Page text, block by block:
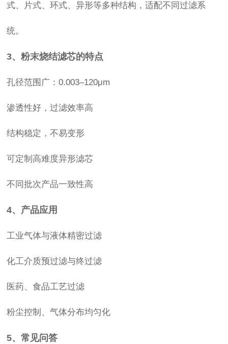
式、片式、环式、异形等多种结构，适配不同过滤系
统。
3、粉末烧结滤芯的特点
孔径范围广：0.003–120μm
渗透性好，过滤效率高
结构稳定，不易变形
可定制高难度异形滤芯
不同批次产品一致性高
4、产品应用
工业气体与液体精密过滤
化工介质预过滤与终过滤
医药、食品工艺过滤
粉尘控制、气体分布均匀化
5、常见问答